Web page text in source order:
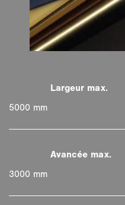
5000 mm
3000 mm